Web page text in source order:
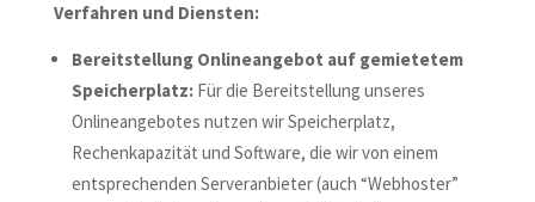
Verfahren und Diensten:
Bereitstellung Onlineangebot auf gemietetem
Speicherplatz: Für die Bereitstellung unseres
Onlineangebotes nutzen wir Speicherplatz,
Rechenkapazität und Software, die wir von einem
entsprechenden Serveranbieter (auch “Webhoster”